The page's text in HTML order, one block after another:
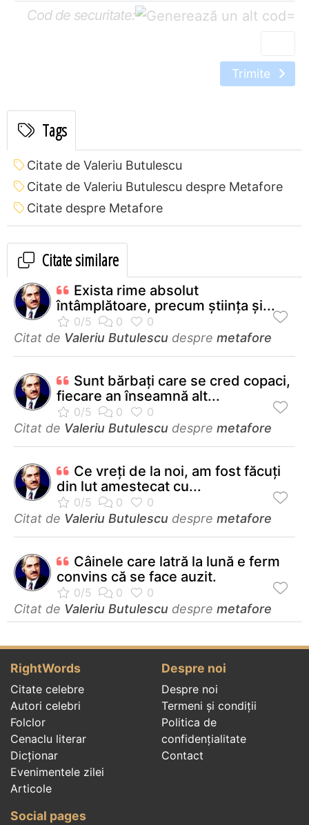
Cod de securitate: =
Trimite
Tags
Citate de Valeriu Butulescu
Citate de Valeriu Butulescu despre Metafore
Citate despre Metafore
Citate similare
Exista rime absolut
întâmplătoare, precum știința și...
Citat de Valeriu Butulescu despre metafore
Sunt bărbați care se cred copaci,
fiecare an înseamnă alt...
Citat de Valeriu Butulescu despre metafore
Ce vreți de la noi, am fost făcuți
din lut amestecat cu...
Citat de Valeriu Butulescu despre metafore
Câinele care latră la lună e ferm
convins că se face auzit.
Citat de Valeriu Butulescu despre metafore
RightWords
Citate celebre
Autori celebri
Folclor
Cenaclu literar
Dicționar
Evenimentele zilei
Articole
Despre noi
Despre noi
Termeni și condiții
Politica de
confidenţialitate
Contact
Social pages